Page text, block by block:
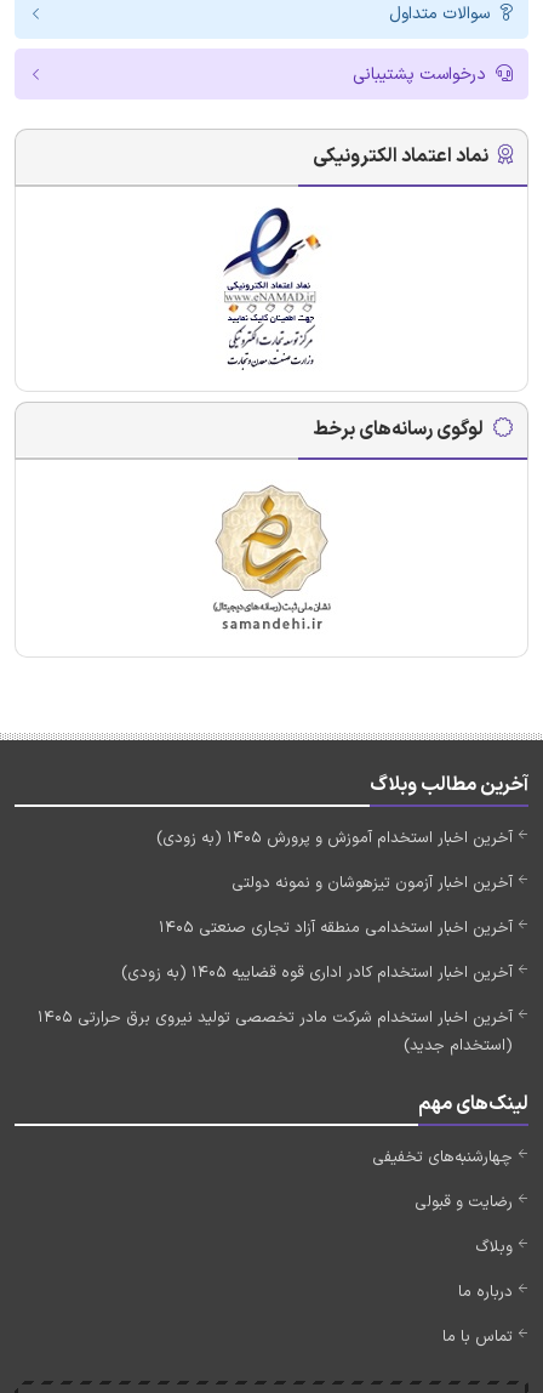
سوالات متداول
درخواست پشتیبانی
نماد اعتماد الکترونیکی
لوگوی رسانه‌های برخط
آخرین مطالب وبلاگ
آخرین اخبار استخدام آموزش و پرورش 1405 (به زودی)
آخرین اخبار آزمون تیزهوشان و نمونه دولتی
آخرین اخبار استخدامی منطقه آزاد تجاری صنعتی 1405
آخرین اخبار استخدام کادر اداری قوه قضاییه 1405 (به زودی)
آخرین اخبار استخدام شرکت مادر تخصصی تولید نیروی برق حرارتی 1405
(استخدام جدید)
لینک‌های مهم
چهارشنبه‌های تخفیفی
رضایت و قبولی
وبلاگ
درباره ما
تماس با ما